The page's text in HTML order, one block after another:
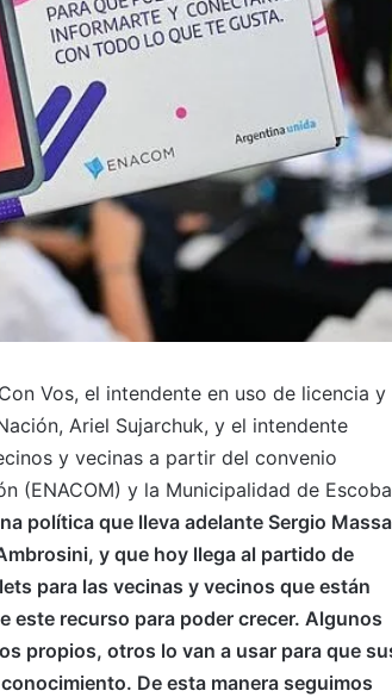
Vos, el intendente en uso de licencia y
Ariel Sujarchuk, y el intendente
y vecinas a partir del convenio
(ENACOM) y la Municipalidad de
política que lleva adelante Sergio
y que hoy llega al partido de
para las vecinas y vecinos que están
este recurso para poder crecer. Algunos
propios, otros lo van a usar para que
De esta manera seguimos